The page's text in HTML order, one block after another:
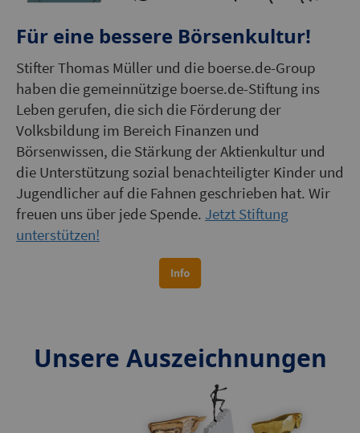
Für eine bessere Börsenkultur!
Stifter Thomas Müller und die boerse.de-Group
haben die gemeinnützige boerse.de-Stiftung ins
Leben gerufen, die sich die Förderung der
Volksbildung im Bereich Finanzen und
Börsenwissen, die Stärkung der Aktienkultur und
die Unterstützung sozial benachteiligter Kinder und
Jugendlicher auf die Fahnen geschrieben hat. Wir
freuen uns über jede Spende. Jetzt Stiftung
unterstützen!
Unsere Auszeichnungen